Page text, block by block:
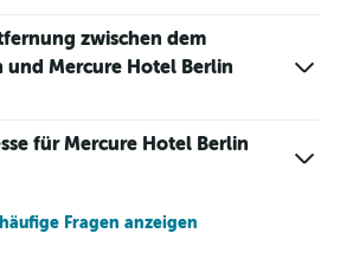
zwischen dem
Mercure Hotel Berlin
für Mercure Hotel Berlin
Fragen anzeigen